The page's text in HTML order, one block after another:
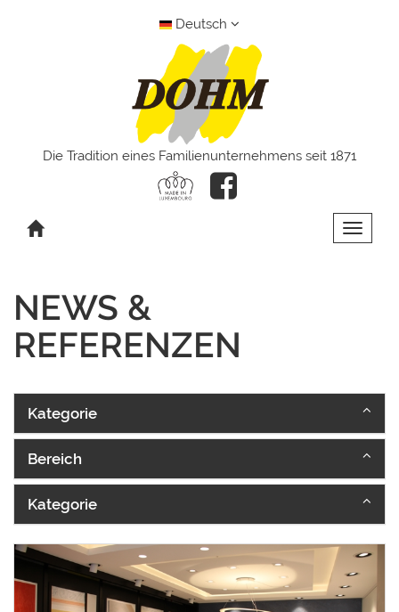
Deutsch
Die Tradition eines Familienunternehmens seit 1871
Toggle
NEWS &
REFERENZEN
Kategorie
Bereich
Kategorie